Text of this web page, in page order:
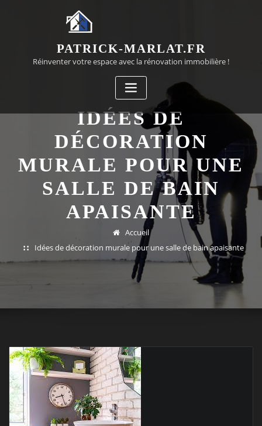
PATRICK-MARLAT.FR
Réinventer votre espace avec la rénovation immobilière !
IDÉES DE
DÉCORATION
MURALE POUR UNE
SALLE DE BAIN
APAISANTE
Accueil
Idées de décoration murale pour une salle de bain apaisante